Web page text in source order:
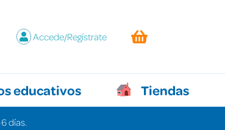
Accede/Regístrate
educativos Tiendas
días.